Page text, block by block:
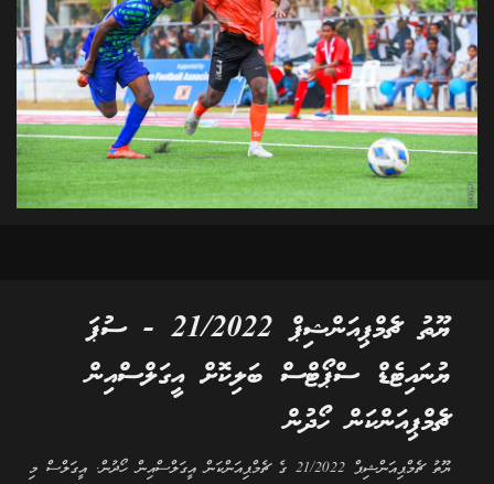
ޔޫތު ޗެމްޕިއަންޝިޕް 21/2022 - ސުޕަ
ޔުނައިޓެޑް ސްޕޯޓްސް ބަލިކޮށް އީގަލްސްއިން
ޗެމްޕިއަންކަން ހޯދުން
ޔޫތު ޗެމްޕިއަންޝިޕް 21/2022 ގެ ޗެމްޕިއަންކަން އީގަލްސްއިން ހޯދުން. އީގަލްސް މި